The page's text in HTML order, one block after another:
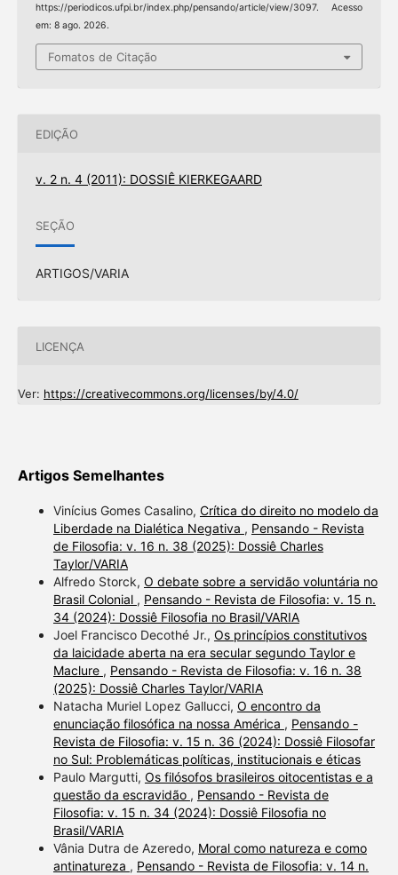
https://periodicos.ufpi.br/index.php/pensando/article/view/3097. Acesso
em: 8 ago. 2026.
Fomatos de Citação
EDIÇÃO
v. 2 n. 4 (2011): DOSSIÊ KIERKEGAARD
SEÇÃO
ARTIGOS/VARIA
LICENÇA
Ver: https://creativecommons.org/licenses/by/4.0/
Artigos Semelhantes
Vinícius Gomes Casalino, Crítica do direito no modelo da
Liberdade na Dialética Negativa , Pensando - Revista
de Filosofia: v. 16 n. 38 (2025): Dossiê Charles
Taylor/VARIA
Alfredo Storck, O debate sobre a servidão voluntária no
Brasil Colonial , Pensando - Revista de Filosofia: v. 15 n.
34 (2024): Dossiê Filosofia no Brasil/VARIA
Joel Francisco Decothé Jr., Os princípios constitutivos
da laicidade aberta na era secular segundo Taylor e
Maclure , Pensando - Revista de Filosofia: v. 16 n. 38
(2025): Dossiê Charles Taylor/VARIA
Natacha Muriel Lopez Gallucci, O encontro da
enunciação filosófica na nossa América , Pensando -
Revista de Filosofia: v. 15 n. 36 (2024): Dossiê Filosofar
no Sul: Problemáticas políticas, institucionais e éticas
Paulo Margutti, Os filósofos brasileiros oitocentistas e a
questão da escravidão , Pensando - Revista de
Filosofia: v. 15 n. 34 (2024): Dossiê Filosofia no
Brasil/VARIA
Vânia Dutra de Azeredo, Moral como natureza e como
antinatureza , Pensando - Revista de Filosofia: v. 14 n.